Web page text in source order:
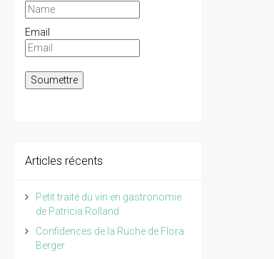
Email
Articles récents
Petit traité du vin en gastronomie
de Patricia Rolland
Confidences de la Ruche de Flora
Berger